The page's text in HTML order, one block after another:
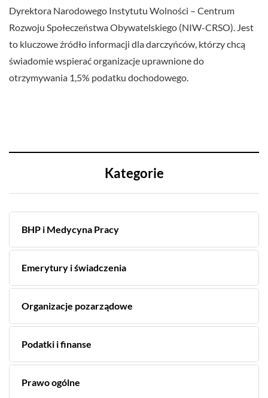
Dyrektora Narodowego Instytutu Wolności – Centrum
Rozwoju Społeczeństwa Obywatelskiego (NIW-CRSO). Jest
to kluczowe źródło informacji dla darczyńców, którzy chcą
świadomie wspierać organizacje uprawnione do
otrzymywania 1,5% podatku dochodowego.
Kategorie
BHP i Medycyna Pracy
Emerytury i świadczenia
Organizacje pozarządowe
Podatki i finanse
Prawo ogólne